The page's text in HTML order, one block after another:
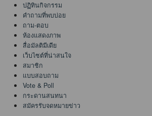
ปฏิทินกิจกรรม
คำถามที่พบบ่อย
ถาม-ตอบ
ห้องแสดงภาพ
สื่อมัลติมีเดีย
เว็บไซต์ที่น่าสนใจ
สมาชิก
แบบสอบถาม
Vote & Poll
กระดานสนทนา
สมัครรับจดหมายข่าว